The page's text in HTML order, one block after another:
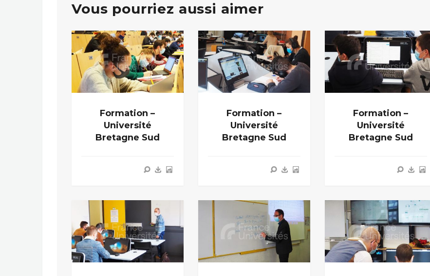
Vous pourriez aussi aimer
Formation –
Université
Bretagne Sud
Formation –
Université
Bretagne Sud
Formation –
Université
Bretagne Sud